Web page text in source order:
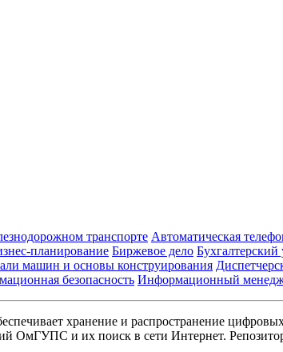
транспорте Автоматическая
планирование Биржевое дело Бухгалтерский
машин и основы конструирования
безопасность Информационный
хранение и распространение
ОмГУПС и их поиск в сети Интернет.